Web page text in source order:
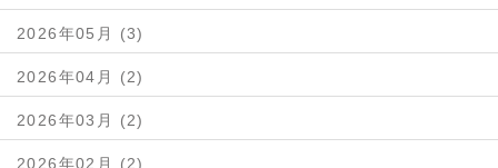
2026年05月 (3)
2026年04月 (2)
2026年03月 (2)
2026年02月 (2)